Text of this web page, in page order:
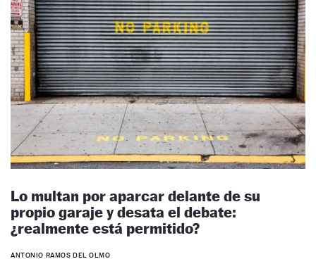
Lo multan por aparcar delante de su
propio garaje y desata el debate:
¿realmente está permitido?
ANTONIO RAMOS DEL OLMO